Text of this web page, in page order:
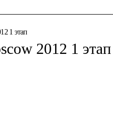
1 этап
2012 1 этап